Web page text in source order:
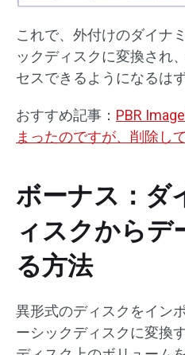
これで、外付けのダイナ
ックディスクに変換され
セスできるようになるはず
おすすめ記事： PBR
まったのですが、削除し
ボーナス：ダ
ィスクからデ
る方法
異形式のディスクをイン
ーシックディスクに変換